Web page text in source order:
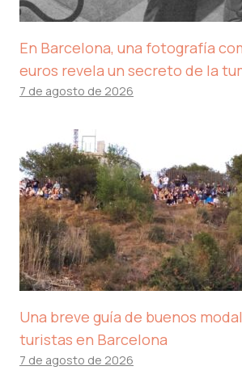
En Barcelona, ​​una fotografía
euros revela un secreto de la
7 de agosto de 2026
Una breve guía de buenos
turistas en Barcelona
7 de agosto de 2026